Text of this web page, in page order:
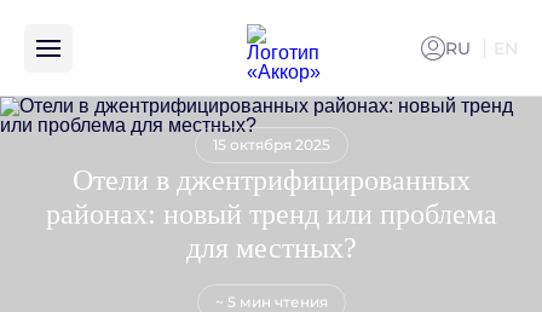
RU EN
15 октября 2025
Отели в джентрифицированных
районах: новый тренд или проблема
для местных?
~ 5 мин чтения